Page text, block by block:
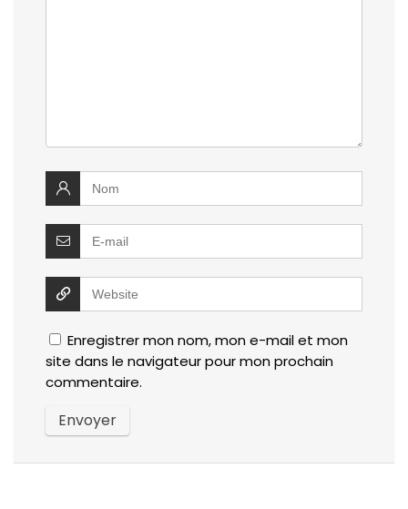
Enregistrer mon nom, mon e-mail et mon
site dans le navigateur pour mon prochain
commentaire.